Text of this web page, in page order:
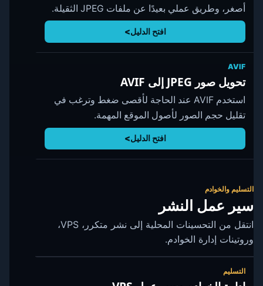
أصغر، وطريق عملي بعيدًا عن ملفات JPEG الثقيلة.
افتح الدليل
AVIF
تحويل صور JPEG إلى AVIF
استخدم AVIF عند الحاجة لأقصى ضغط وترغب في
تقليل حجم الصور لأصول الموقع المهمة.
افتح الدليل
التسليم والخوادم
سير عمل النشر
انتقل من التحسينات المحلية إلى نشر متكرر، VPS،
وروتينات إدارة الخوادم.
التسليم